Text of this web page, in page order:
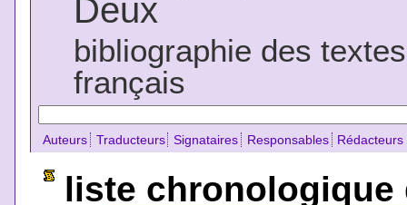
Deux
bibliographie des
français
Auteurs Traducteurs Signataires Responsables Rédacteurs
liste chronologique